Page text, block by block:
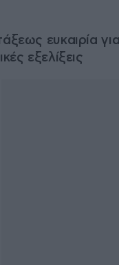
ευκαιρία
εξελίξεις